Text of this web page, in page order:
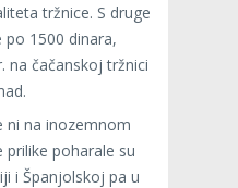
tržnice. S druge
po 1500 dinara,
na čačanskoj tržnici
ni na inozemnom
poharale su
i Španjolskoj pa u